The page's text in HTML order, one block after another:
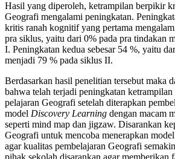
Hasil yang diperoleh, ketrampilan berpikir
Geografi mengalami peningkatan.
kritis ranah kognitif yang pertama
pra siklus, yaitu dari 0% pada pra tindakan
I. Peningkatan kedua sebesar 54 %, yaitu
menjadi 79 % pada siklus II.
Berdasarkan hasil penelitian tersebut maka
bahwa telah terjadi peningkatan
pelajaran Geografi setelah diterapkan
model Discovery Learning dengan macam
seperti mind map dan jigzaw. Disarankan
Geografi untuk mencoba menerapkan model
agar kualitas pembelajaran Geografi